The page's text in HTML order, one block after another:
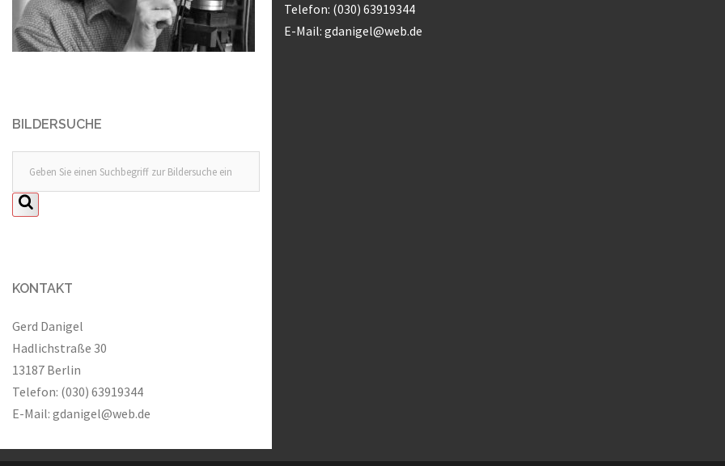
BILDERSUCHE
KONTAKT
Gerd Danigel
Hadlichstraße 30
13187 Berlin
Telefon: (030) 63919344
E-Mail: gdanigel@web.de
Telefon: (030) 63919344
E-Mail: gdanigel@web.de